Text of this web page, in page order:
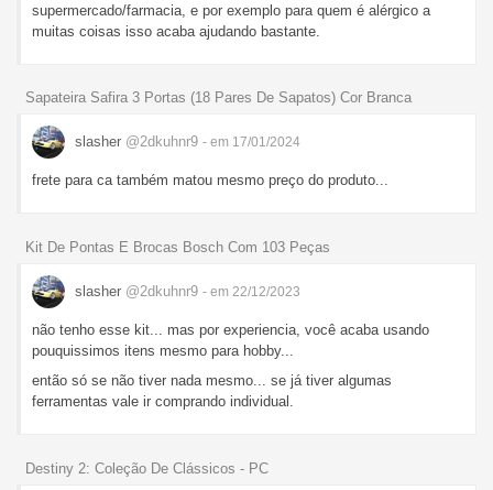
supermercado/farmacia, e por exemplo para quem é alérgico a
muitas coisas isso acaba ajudando bastante.
Sapateira Safira 3 Portas (18 Pares De Sapatos) Cor Branca
slasher @2dkuhnr9 - em 17/01/2024
frete para ca também matou mesmo preço do produto...
Kit De Pontas E Brocas Bosch Com 103 Peças
slasher @2dkuhnr9 - em 22/12/2023
não tenho esse kit... mas por experiencia, você acaba usando
pouquissimos itens mesmo para hobby...
então só se não tiver nada mesmo... se já tiver algumas
ferramentas vale ir comprando individual.
Destiny 2: Coleção De Clássicos - PC